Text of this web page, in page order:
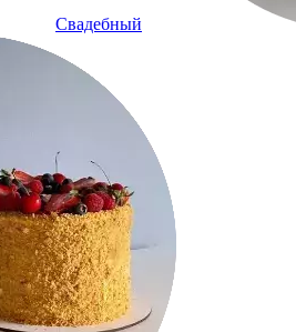
Свадебный